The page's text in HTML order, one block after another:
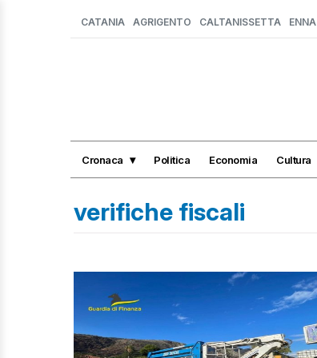
CATANIA AGRIGENTO CALTANISSETTA ENNA
Cronaca Politica Economia Cultura
verifiche fiscali